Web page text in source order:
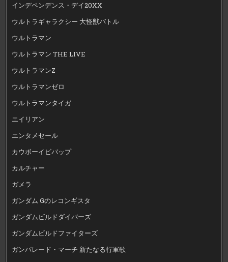
インデペンデンス・デイ20XX
ウルトラギャラクシー 大怪獣バトル
ウルトラマン
ウルトラマン THE LIVE
ウルトラマンZ
ウルトラマンゼロ
ウルトラマンタイガ
エイリアン
エンタメセール
カウボーイビバップ
カルチャー
ガメラ
ガンダム Gのレコンギスタ
ガンダムビルドダイバーズ
ガンダムビルドファイターズ
ガンパレード・マーチ 新たなる行軍歌